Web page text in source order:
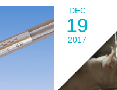
DEC
19
2017